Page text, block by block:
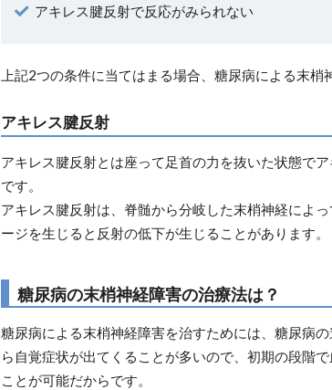
アキレス腱反射で反応がみられない
上記2つの条件に当てはまる場合、糖尿病による末梢
アキレス腱反射
アキレス腱反射とは座って足首の力を抜いた状態で
です。
アキレス腱反射は、脊髄から分岐した末梢神経によ
ージを生じると反射の低下が生じることがあります。
糖尿病の末梢神経障害の治療法は？
糖尿病による末梢神経障害を治すためには、糖尿病
ら自覚症状が出てくることが多いので、初期の段階
ことが可能だからです。